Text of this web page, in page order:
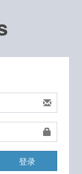
登录